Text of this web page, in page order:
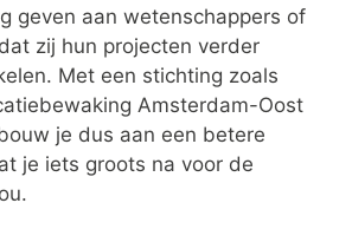
geven aan wetenschappers of
zij hun projecten verder
Met een stichting zoals
Amsterdam-Oost
je dus aan een betere
je iets groots na voor de